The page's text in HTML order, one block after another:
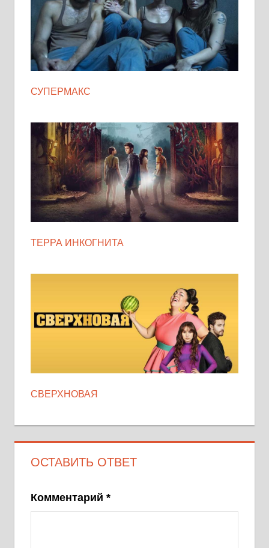
СУПЕРМАКС
ТЕРРА ИНКОГНИТА
СВЕРХНОВАЯ
ОСТАВИТЬ ОТВЕТ
Комментарий *